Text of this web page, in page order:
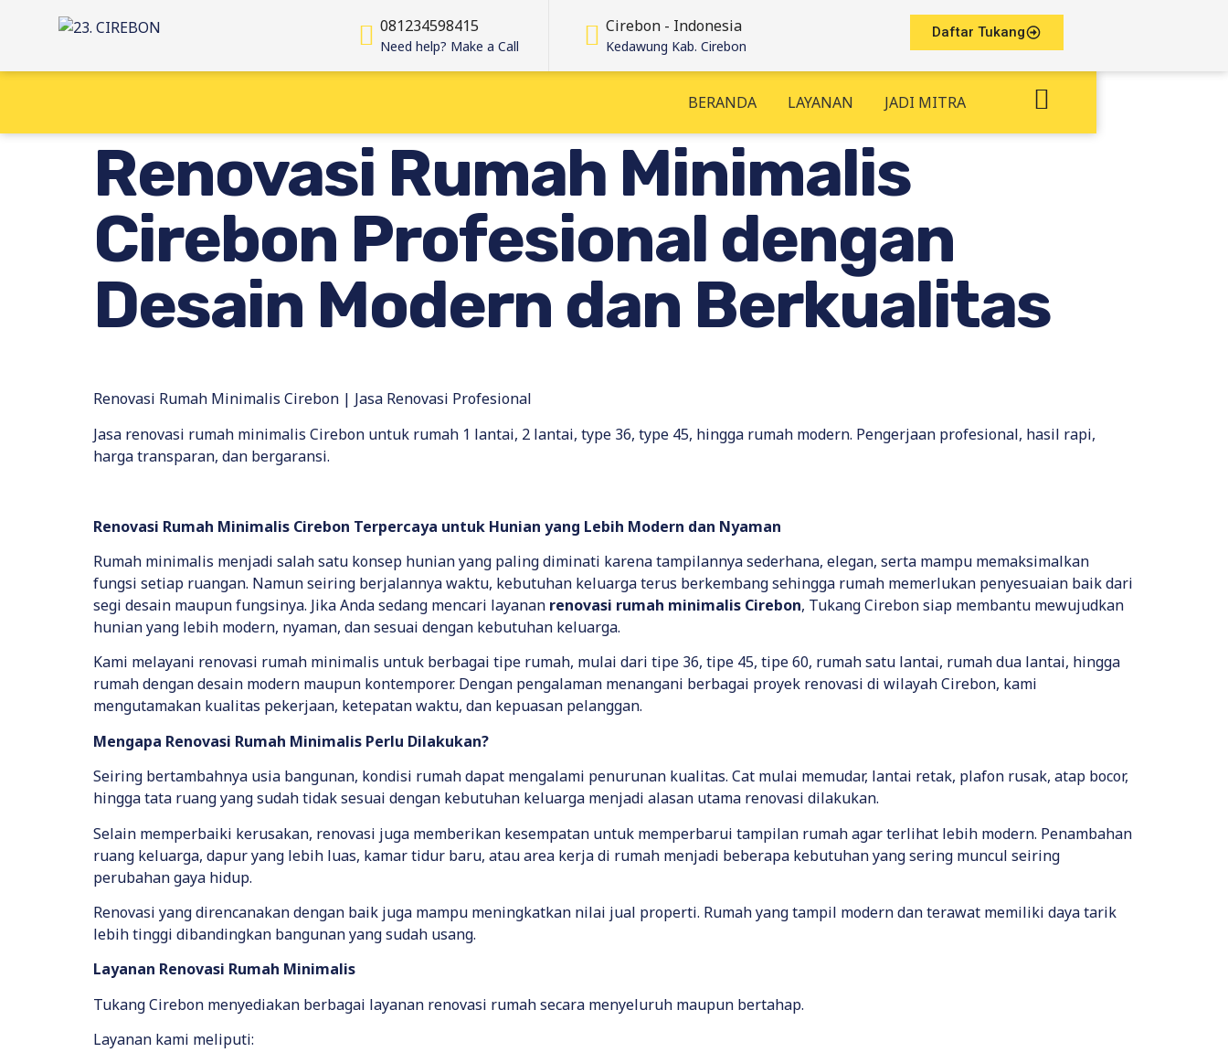
081234598415
Need help? Make a Call
Cirebon - Indonesia
Kedawung Kab. Cirebon
Daftar Tukang
BERANDA LAYANAN JADI MITRA
Renovasi Rumah Minimalis
Cirebon Profesional dengan
Desain Modern dan Berkualitas
Renovasi Rumah Minimalis Cirebon | Jasa Renovasi Profesional
Jasa renovasi rumah minimalis Cirebon untuk rumah 1 lantai, 2 lantai, type 36, type 45, hingga rumah modern. Pengerjaan profesional, hasil rapi,
harga transparan, dan bergaransi.
Renovasi Rumah Minimalis Cirebon Terpercaya untuk Hunian yang Lebih Modern dan Nyaman
Rumah minimalis menjadi salah satu konsep hunian yang paling diminati karena tampilannya sederhana, elegan, serta mampu memaksimalkan
fungsi setiap ruangan. Namun seiring berjalannya waktu, kebutuhan keluarga terus berkembang sehingga rumah memerlukan penyesuaian baik dari
segi desain maupun fungsinya. Jika Anda sedang mencari layanan renovasi rumah minimalis Cirebon, Tukang Cirebon siap membantu mewujudkan
hunian yang lebih modern, nyaman, dan sesuai dengan kebutuhan keluarga.
Kami melayani renovasi rumah minimalis untuk berbagai tipe rumah, mulai dari tipe 36, tipe 45, tipe 60, rumah satu lantai, rumah dua lantai, hingga
rumah dengan desain modern maupun kontemporer. Dengan pengalaman menangani berbagai proyek renovasi di wilayah Cirebon, kami
mengutamakan kualitas pekerjaan, ketepatan waktu, dan kepuasan pelanggan.
Mengapa Renovasi Rumah Minimalis Perlu Dilakukan?
Seiring bertambahnya usia bangunan, kondisi rumah dapat mengalami penurunan kualitas. Cat mulai memudar, lantai retak, plafon rusak, atap bocor,
hingga tata ruang yang sudah tidak sesuai dengan kebutuhan keluarga menjadi alasan utama renovasi dilakukan.
Selain memperbaiki kerusakan, renovasi juga memberikan kesempatan untuk memperbarui tampilan rumah agar terlihat lebih modern. Penambahan
ruang keluarga, dapur yang lebih luas, kamar tidur baru, atau area kerja di rumah menjadi beberapa kebutuhan yang sering muncul seiring
perubahan gaya hidup.
Renovasi yang direncanakan dengan baik juga mampu meningkatkan nilai jual properti. Rumah yang tampil modern dan terawat memiliki daya tarik
lebih tinggi dibandingkan bangunan yang sudah usang.
Layanan Renovasi Rumah Minimalis
Tukang Cirebon menyediakan berbagai layanan renovasi rumah secara menyeluruh maupun bertahap.
Layanan kami meliputi: